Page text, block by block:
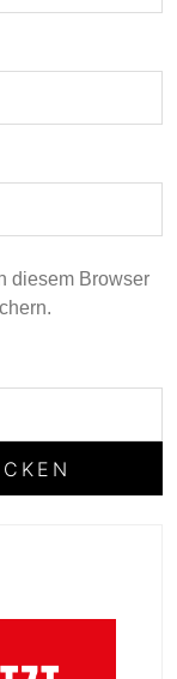
diesem Browser